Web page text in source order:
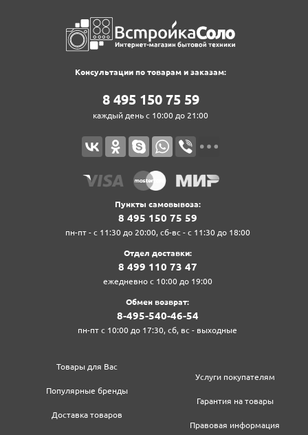
Консультации по товарам и заказам:
8‍ 4‍9‍5‍ 1‍5‍0‍ 7‍5‍ 5‍9‍
каждый день с 10:00 до 21:00
Пункты самовывоза:
8‍ 4‍9‍5‍ 1‍5‍0‍ 7‍5‍ 5‍9‍
пн-пт - с 11:30 до 20:00, сб-вс - с 11:30 до 18:00
Отдел доставки:
8‍ 4‍9‍9‍ 1‍1‍0‍ 7‍3‍ 4‍7‍
ежедневно с 10:00 до 19:00
Обмен возврат:
8‍-4‍9‍5‍-5‍4‍0‍-4‍6‍-5‍4‍
пн-пт с 10:00 до 17:30, сб, вс - выходные
Товары для Вас
Популярные бренды
Доставка товаров
Услуги покупателям
Гарантия на товары
Правовая информация